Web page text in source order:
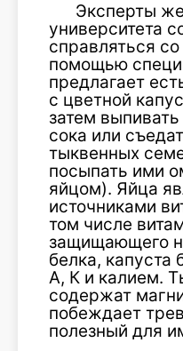
Эксперты
университета
справляться
помощью
предлагает
с цветной
затем
сока или
тыквенных
посыпать ими
яйцом). Яйца
источниками
том числе
защищающего
белка, капуста
А, К и калием.
содержат
побеждает
полезный для